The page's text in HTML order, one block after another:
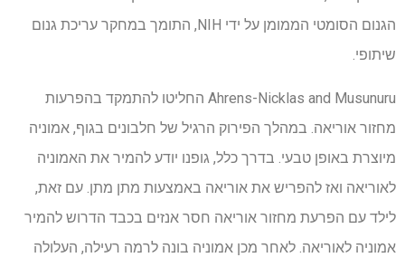
הגנום הסומטי הממומן על ידי NIH, התומך במחקר עריכת גנום
שיתופי.
Ahrens-Nicklas and Musunuru החליטו להתמקד בהפרעות
מחזור אוריאה. במהלך הפירוק הרגיל של חלבונים בגוף, אמוניה
מיוצרת באופן טבעי. בדרך כלל, גופנו יודע להמיר את האמוניה
לאוריאה ואז להפריש את אוריאה באמצעות מתן מתן. עם זאת,
לילד עם הפרעת מחזור אוריאה חסר אנזים בכבד הדרוש להמיר
אמוניה לאוריאה. לאחר מכן אמוניה בונה לרמה רעילה, העלולה